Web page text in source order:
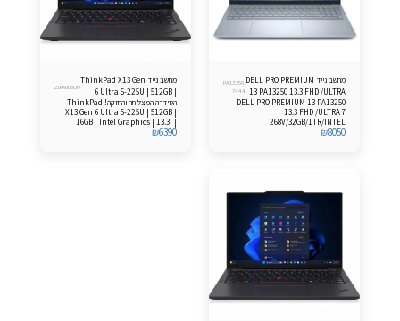
מחשב נייד DELL PRO PREMIUM
13 PA13250 13.3 FHD /ULTRA
7 268V/32GB/1TB
PA13250-
7444
DELL PRO PREMIUM 13 PA13250
13.3 FHD /ULTRA 7
268V/32GB/1TR/INTEL
HD/FP/LKB/3C/WIN11PRO/3YOS
₪8050
מחשב נייד ThinkPad X13 Gen
6 Ultra 5-225U | 512GB |
16GB Windows 11 Pro
21RK005UIV
הסידרה המצליחה והחזקה! ThinkPad
X13 Gen 6 Ultra 5-225U | 512GB |
16GB | Intel Graphics | 13.3' |
Windows 11 Pro
₪6390